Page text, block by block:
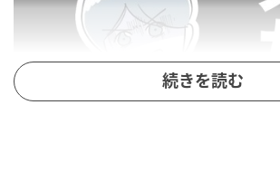
続きを読む